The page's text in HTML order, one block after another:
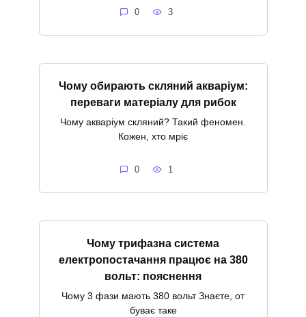
0 3
Чому обирають скляний акваріум:
переваги матеріалу для рибок
Чому акваріум скляний? Такий феномен.
Кожен, хто мріє
0 1
Чому трифазна система
електропостачання працює на 380
вольт: пояснення
Чому 3 фази мають 380 вольт Знаєте, от
буває таке